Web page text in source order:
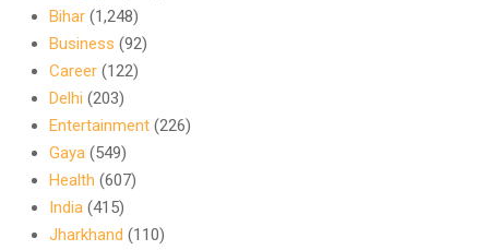
Bihar (1,248)
Business (92)
Career (122)
Delhi (203)
Entertainment (226)
Gaya (549)
Health (607)
India (415)
Jharkhand (110)